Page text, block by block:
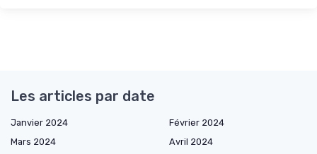
Les articles par date
Janvier 2024
Février 2024
Mars 2024
Avril 2024